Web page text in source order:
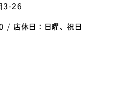
3-26
店休日：日曜、祝日